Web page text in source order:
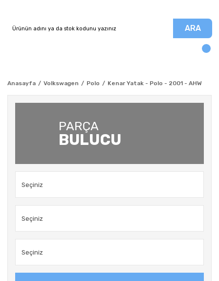
ARA
Anasayfa Volkswagen Polo Kenar Yatak - Polo - 2001 - AHW
PARÇA
BULUCU